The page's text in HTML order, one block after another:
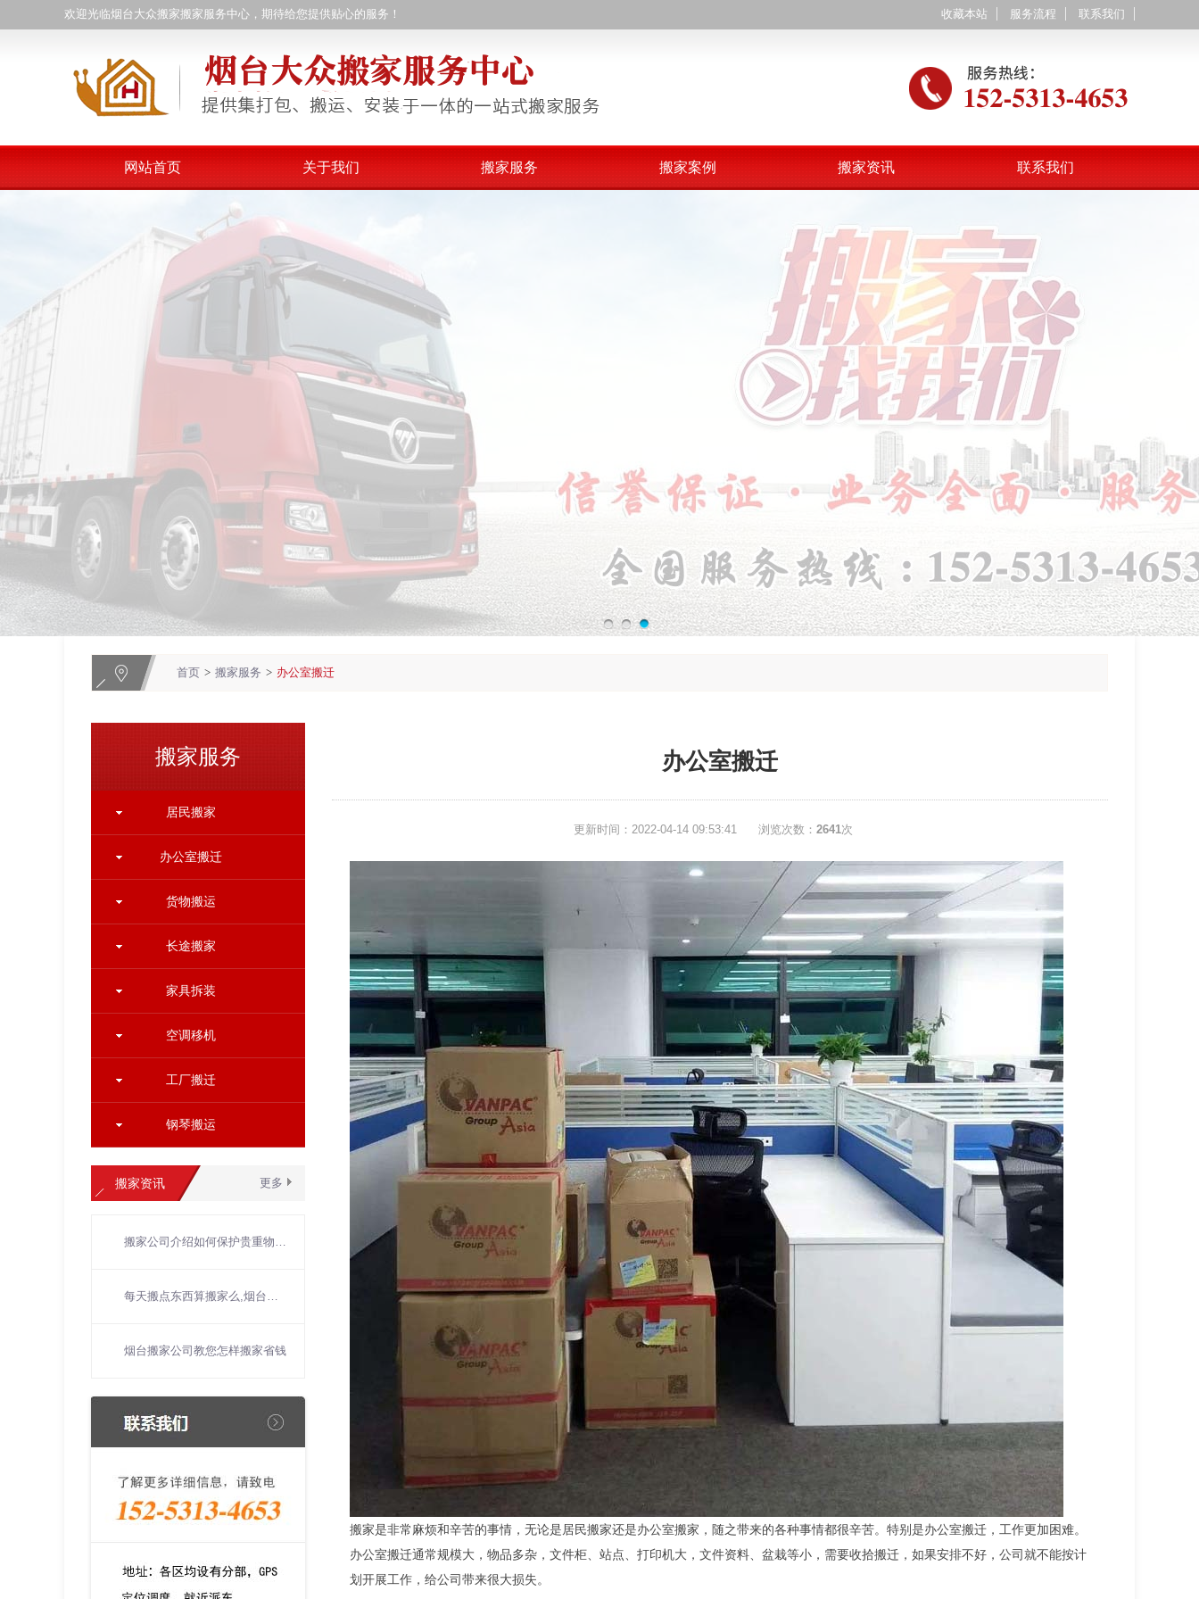
欢迎光临烟台大众搬家搬家服务中心，期待给您提供贴心的服务！ 收藏本站 服务流程 联系我们
网站首页 关于我们 搬家服务 搬家案例 搬家资讯 联系我们
首页 > 搬家服务 > 办公室搬迁
搬家服务
居民搬家
办公室搬迁
货物搬运
长途搬家
家具拆装
空调移机
工厂搬迁
钢琴搬运
更多
搬家资讯
搬家公司介绍如何保护贵重物品的搬运？
每天搬点东西算搬家么,烟台搬家可以一点一点搬吗?
烟台搬家公司教您怎样搬家省钱
办公室搬迁
更新时间：2022-04-14 09:53:41 浏览次数： 2641次
搬家是非常麻烦和辛苦的事情，无论是居民搬家还是办公室搬家，随之带来的各种事情都很辛苦。特别是办公室搬迁，工作更加困难。
办公室搬迁通常规模大，物品多杂，文件柜、站点、打印机大，文件资料、盆栽等小，需要收拾搬迁，如果安排不好，公司就不能按计
划开展工作，给公司带来很大损失。